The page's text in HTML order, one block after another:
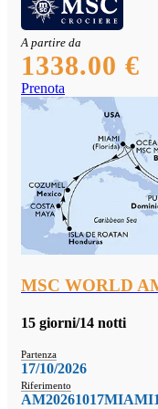
A partire da
1338.00 €
Prenota
MSC WORLD
15 giorni/14 notti
Partenza
17/10/2026
Riferimento
AM20261017MIAMI1